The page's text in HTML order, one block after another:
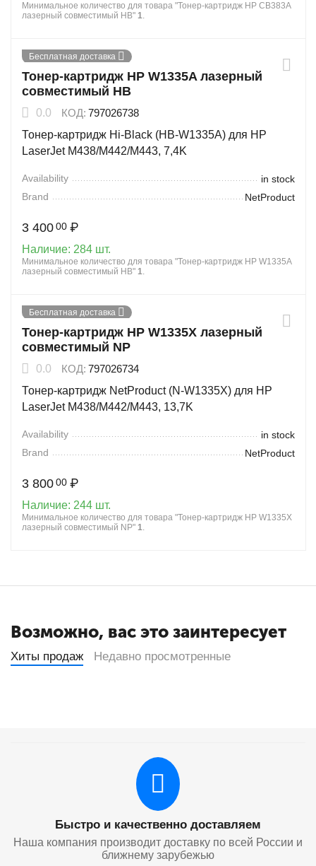
Минимальное количество для товара "Тонер-картридж HP CB383A
лазерный совместимый HB" 1.
Бесплатная доставка
Тонер-картридж HP W1335A лазерный
совместимый HB
0.0 КОД: 797026738
Тонер-картридж Hi-Black (HB-W1335A) для HP
LaserJet M438/M442/M443, 7,4K
Availability
in stock
Brand
NetProduct
3 400 00 ₽
Наличие: 284 шт.
Минимальное количество для товара "Тонер-картридж HP W1335A
лазерный совместимый HB" 1.
Бесплатная доставка
Тонер-картридж HP W1335X лазерный
совместимый NP
0.0 КОД: 797026734
Тонер-картридж NetProduct (N-W1335X) для HP
LaserJet M438/M442/M443, 13,7K
Availability
in stock
Brand
NetProduct
3 800 00 ₽
Наличие: 244 шт.
Минимальное количество для товара "Тонер-картридж HP W1335X
лазерный совместимый NP" 1.
Возможно, вас это заинтересует
Хиты продаж Недавно просмотренные
Быстро и качественно доставляем
Наша компания производит доставку по всей России и
ближнему зарубежью